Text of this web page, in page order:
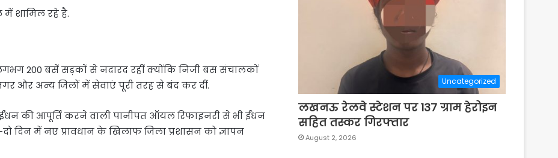
शामिल रहे है.
लगभग 200 बसें सड़कों से नदारद रहीं क्योंकि निजी बस संचालकों
और अन्य जिलों में सेवाएं पूरी तरह से बंद कर दीं.
की आपूर्ति करने वाली पानीपत ऑयल रिफाइनरी से भी ईंधन
दिन में नए प्रावधान के खिलाफ जिला प्रशासन को ज्ञापन
Uncategorized
लखनऊ रेलवे स्टेशन पर 137 ग्राम हेरोइन
सहित तस्कर गिरफ्तार
August 2, 2026